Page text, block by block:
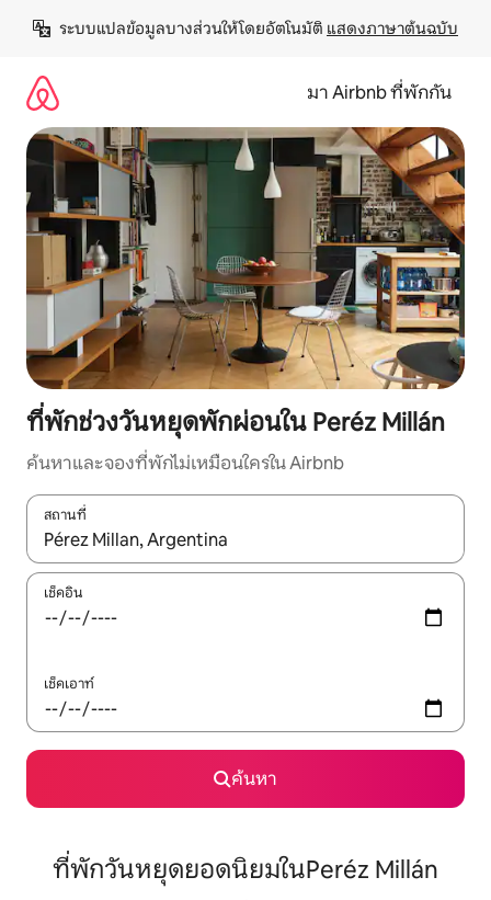
เนื้อหา
ระบบแปลข้อมูลบางส่วนให้โดยอัตโนมัติ แสดงภาษาต้นฉบับ
มา Airbnb ที่พักกัน
ที่พักช่วงวันหยุดพักผ่อนใน Peréz Millán
ค้นหาและจองที่พักไม่เหมือนใครใน Airbnb
สถานที่
ใช้ลูกศรขึ้นลง หรือใช้การสัมผัสหรือปัด เพื่อสำรวจผลการค้นหา
เช็คอิน
เช็คเอาท์
ค้นหา
ที่พักวันหยุดยอดนิยมในPeréz Millán